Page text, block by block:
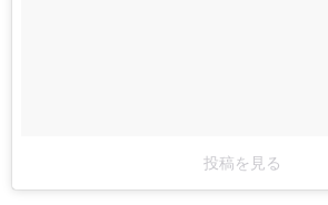
投稿を見る